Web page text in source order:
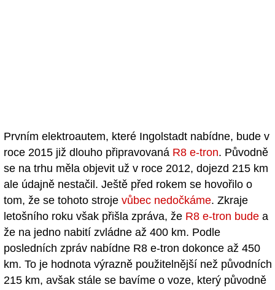
Prvním elektroautem, které Ingolstadt nabídne, bude v
roce 2015 již dlouho připravovaná R8 e-tron. Původně
se na trhu měla objevit už v roce 2012, dojezd 215 km
ale údajně nestačil. Ještě před rokem se hovořilo o
tom, že se tohoto stroje vůbec nedočkáme. Zkraje
letošního roku však přišla zpráva, že R8 e-tron bude a
že na jedno nabití zvládne až 400 km. Podle
posledních zpráv nabídne R8 e-tron dokonce až 450
km. To je hodnota výrazně použitelnější než původních
215 km, avšak stále se bavíme o voze, který původně